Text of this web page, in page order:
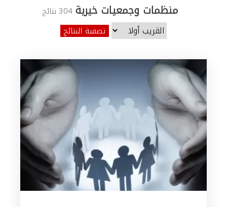
منظمات وجمعيات خيرية 304 نتائج
تصفية النتائج